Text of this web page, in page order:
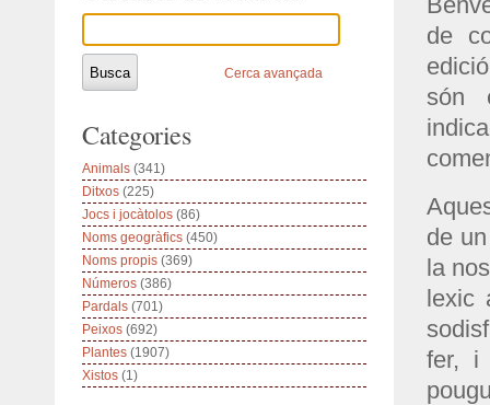
de
són
de
la
lexic
fer, i
Cerca avançada
Categories
Animals (341)
Ditxos (225)
Jocs i jocàtolos (86)
Noms geogràfics (450)
Noms propis (369)
Números (386)
Pardals (701)
Peixos (692)
Plantes (1907)
Xistos (1)